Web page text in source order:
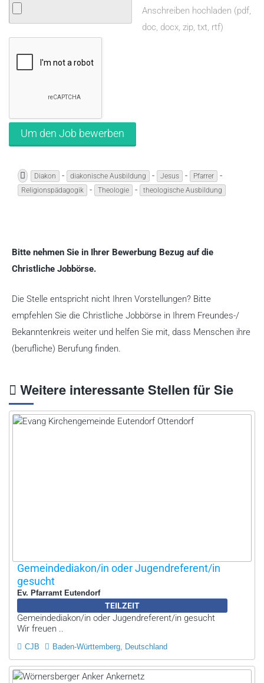
Anschreiben hochladen (pdf,
doc, docx, zip, txt, rtf)
Diakon - diakonische Ausbildung - Jesus - Pfarrer -
Religionspädagogik - Theologie - theologische Ausbildung
Bitte nehmen Sie in Ihrer Bewerbung Bezug auf die
Christliche Jobbörse.
Die Stelle entspricht nicht Ihren Vorstellungen? Bitte
empfehlen Sie die Christliche Jobbörse in Ihrem Freundes-/
Bekanntenkreis weiter und helfen Sie mit, dass Menschen ihre
(berufliche) Berufung finden.
Weitere interessante Stellen für Sie
Gemeindediakon/in oder Jugendreferent/in
gesucht
Ev. Pfarramt Eutendorf
TEILZEIT
Gemeindediakon/in oder Jugendreferent/in gesucht
Wir freuen ..
CJB Baden-Württemberg, Deutschland